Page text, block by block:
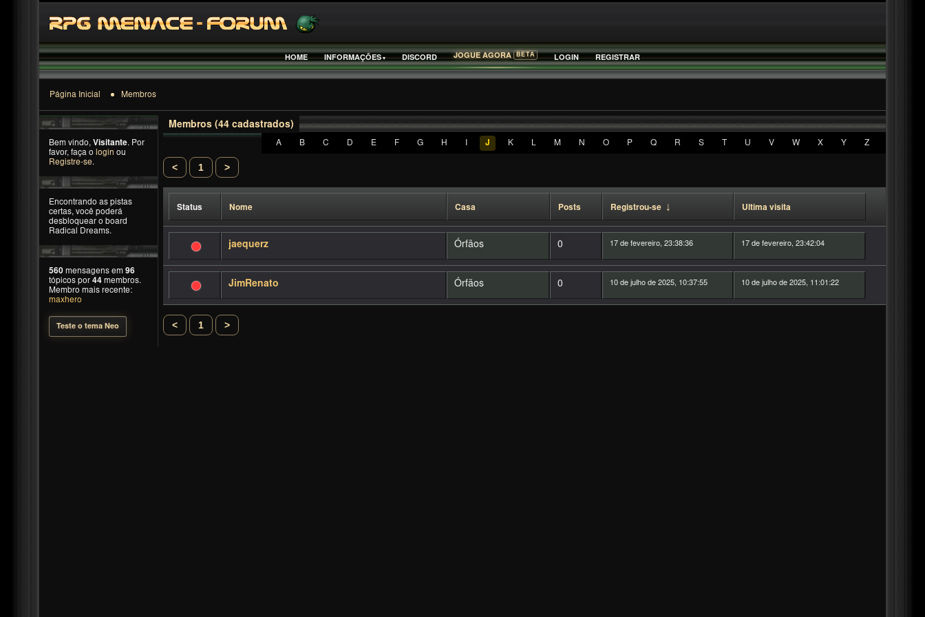
HOME INFORMAÇÕES DISCORD JOGUE AGORA BETA LOGIN REGISTRAR
Página Inicial Membros
Bem vindo, Visitante. Por
favor, faça o login ou
Registre-se.
Encontrando as pistas
certas, você poderá
desbloquear o board
Radical Dreams.
560 mensagens em 96
tópicos por 44 membros.
Membro mais recente:
maxhero
Teste o tema Neo
Membros (44 cadastrados)
A B C D E F G H J K L M N O P Q R S U V W X Y Z
< 1 >
Status Nome Casa Posts Registrou-se ↓ Ultima visita
jaequerz Órfãos 0 17 de fevereiro, 23:38:36 17 de fevereiro, 23:42:04
JimRenato Órfãos 0 10 de julho de 2025, 10:37:55 10 de julho de 2025, 11:01:22
< 1 >